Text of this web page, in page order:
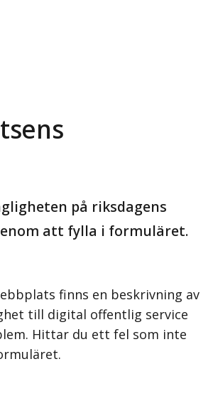
på riksdagens
att fylla i formuläret.
finns en beskrivning av
till digital offentlig service
Hittar du ett fel som inte